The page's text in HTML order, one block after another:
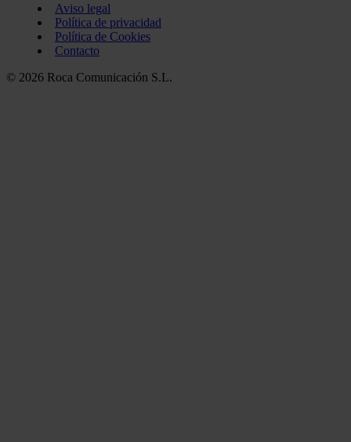
Aviso legal
Política de privacidad
Política de Cookies
Contacto
© 2026 Roca Comunicación S.L.